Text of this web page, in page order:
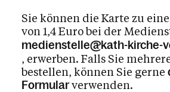
Sie können die Karte zu
von 1,4 Euro bei der
medienstelle@kath-kirche-
, erwerben. Falls Sie
bestellen, können Sie gerne
Formularverwenden.